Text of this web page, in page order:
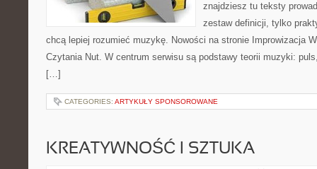
znajdziesz tu teksty
zestaw definicji, tylko
chcą lepiej rozumieć muzykę. Nowości na stronie Improwizacja
Czytania Nut. W centrum serwisu są podstawy teorii muzyki:
[…]
CATEGORIES: ARTYKUŁY SPONSOROWANE
KREATYWNOŚĆ I SZTUKA